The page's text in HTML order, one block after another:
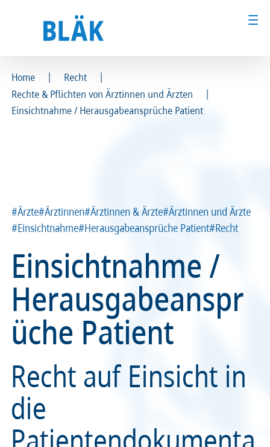
Ärztinnen und Ärzte
Presse
Karriere
Recht
Service & Kontakt
Ärztinnen und Ärzte
Presse
Karriere
Recht
Service & Kontakt
Home | Recht
|
Rechte & Pflichten von Ärztinnen und Ärzten
|
Einsichtnahme / Herausgabeansprüche Patient
#Ärzte#Ärztinnen#Ärztinnen & Ärzte#Ärztinnen und Ärzte
#Einsichtnahme#Herausgabeansprüche Patient#Recht
Einsichtnahme /
Herausgabeanspr
üche Patient
Recht auf Einsicht in
die